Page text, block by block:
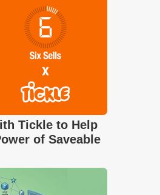
Tickle to Help
of Saveable